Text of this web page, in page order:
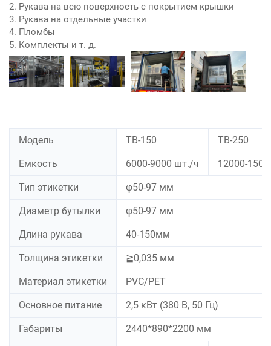
2. Рукава на всю поверхность с покрытием крышки
3. Рукава на отдельные участки
4. Пломбы
5. Комплекты и т. д.
Модель TB-150 TB-250
Емкость 6000-9000 шт./ч 12000-
Тип этикетки φ50-97 мм
Диаметр бутылки φ50-97 мм
Длина рукава 40-150мм
Толщина этикетки ≧0,035 мм
Материал этикетки PVC/PET
Основное питание 2,5 кВт (380 В, 50 Гц)
Габариты 2440*890*2200 мм